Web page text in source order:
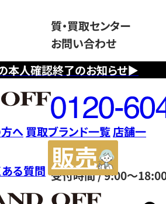
本人確認終了のお知らせ▶
質・買取センター
お問い合わせ
フ
リ
ー
ダ
イ
ヤ
ル
0120604117
受付時間 / 9:00～
へ 買取ブランド一覧店舗一
ある質問
サ